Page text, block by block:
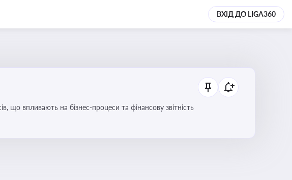
ВХІД ДО LIGA360
що впливають на бізнес-процеси та фінансову звітність